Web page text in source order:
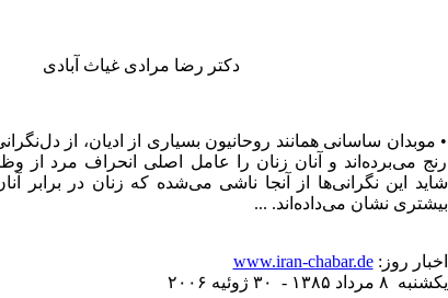
دکتر رضا مرادی غیاث آبادی
• موبدان ساسانی همانند روحانیون بسیاری از ادیان، از
رنج می‌برده‌اند و آنان زنان را عامل اصلی انحراف مرد از
شاید این نگرانی‌ها از آنجا ناشی می‌شده که زنان در برابر
بیشتری نشان می‌داده‌اند. ...
اخبار روز:www.iran-chabar.de
يکشنبه ٨ مرداد ۱٣٨۵ - ٣۰ ژوئيه ۲۰۰۶